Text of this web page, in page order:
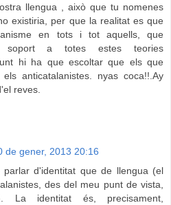
llengua , això que tu nomenes
existiria, per que la realitat es que
en tots i tot aquells, que
soport a totes estes teories
hi ha que escoltar que els que
anticatalanistes. nyas coca!!.Ay
reves.
de gener, 2013 20:16
d'identitat que de llengua (el
des del meu punt de vista,
La identitat és, precisament,